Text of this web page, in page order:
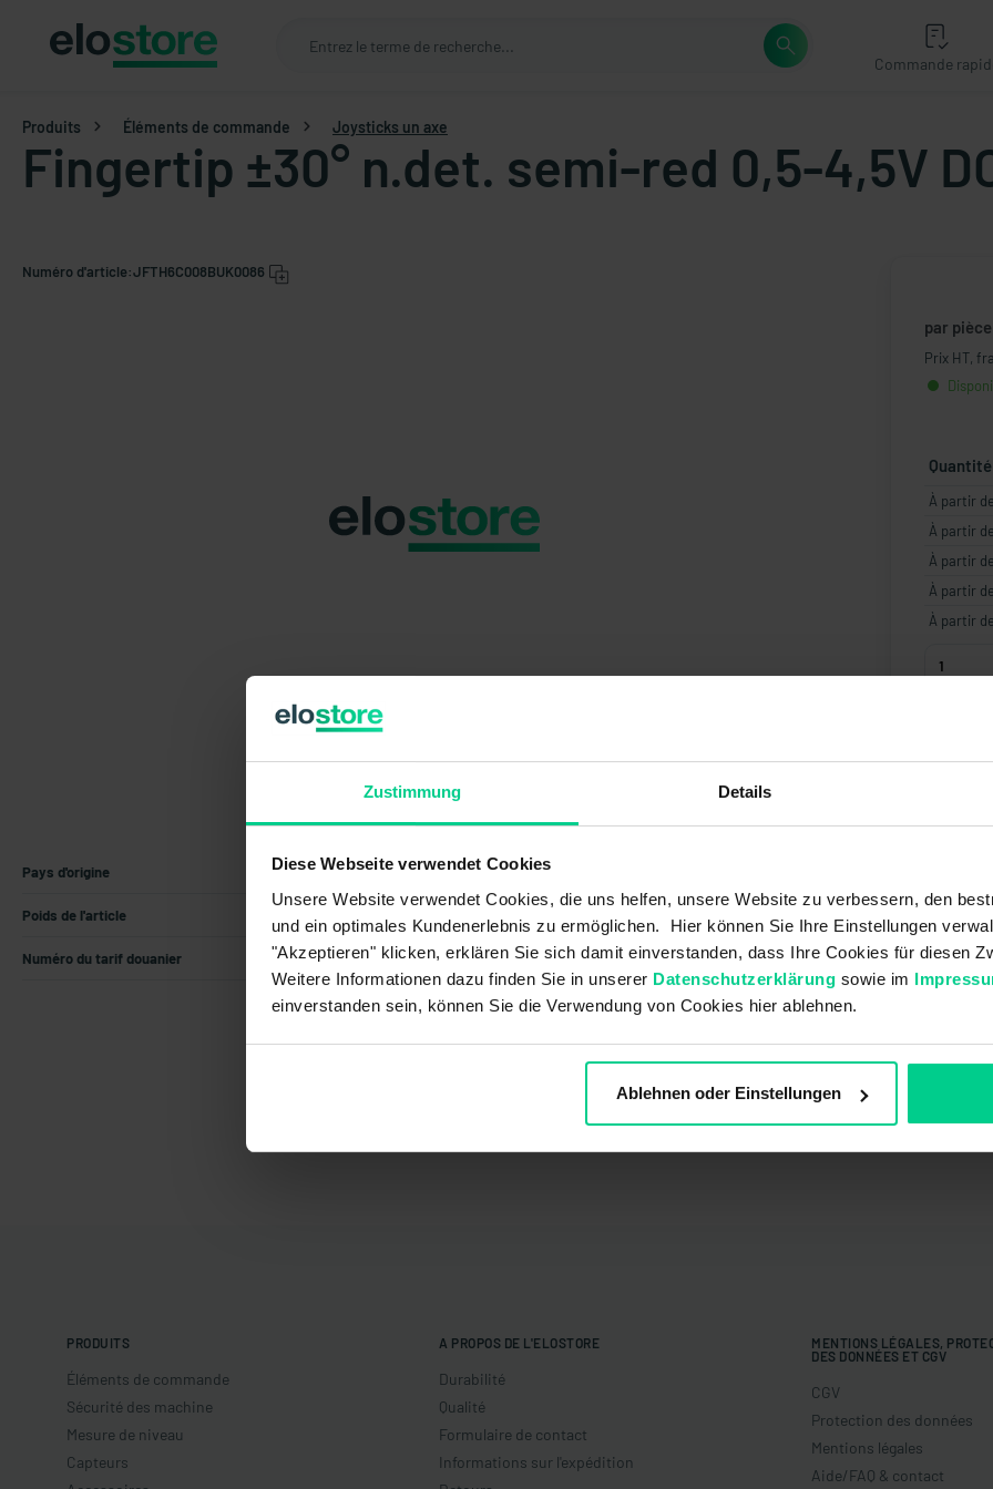
Zustimmung Details
Diese Webseite verwendet Cookies
Unsere Website verwendet Cookies, die uns helfen, unsere Website zu verbessern, den
und ein optimales Kundenerlebnis zu ermöglichen. Hier können Sie Ihre Einstellungen
"Akzeptieren" klicken, erklären Sie sich damit einverstanden, dass Ihre Cookies für diesen
Weitere Informationen dazu finden Sie in unserer Datenschutzerklärung sowie im
einverstanden sein, können Sie die Verwendung von Cookies hier ablehnen.
Ablehnen oder Einstellungen
Commande
Produits Éléments de commande Joysticks un axe
Fingertip ±30° n.det. semi-red 0,5-4,5V
Numéro d'article:JFTH6C008BUK0086
par pièce
Prix HT,
Quantité
À partir
À partir
À partir
À partir
À partir
Pays d'origine Allemagne
Poids de l'article
Numéro du tarif douanier 85371098
PRODUITS
Éléments de commande
Sécurité des machine
Mesure de niveau
Capteurs
A PROPOS DE L'ELOSTORE
Durabilité
Qualité
Formulaire de contact
Informations sur l'expédition
MENTIONS LÉGALES,
DES DONNÉES ET CGV
CGV
Protection des données
Mentions légales
Aide/FAQ & contact